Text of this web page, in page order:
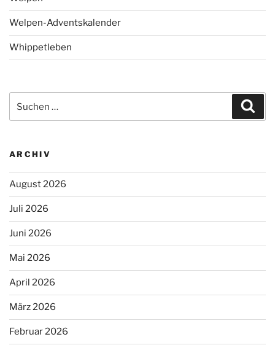
Welpen-Adventskalender
Whippetleben
nach:
ARCHIV
August 2026
Juli 2026
Juni 2026
Mai 2026
April 2026
März 2026
Februar 2026